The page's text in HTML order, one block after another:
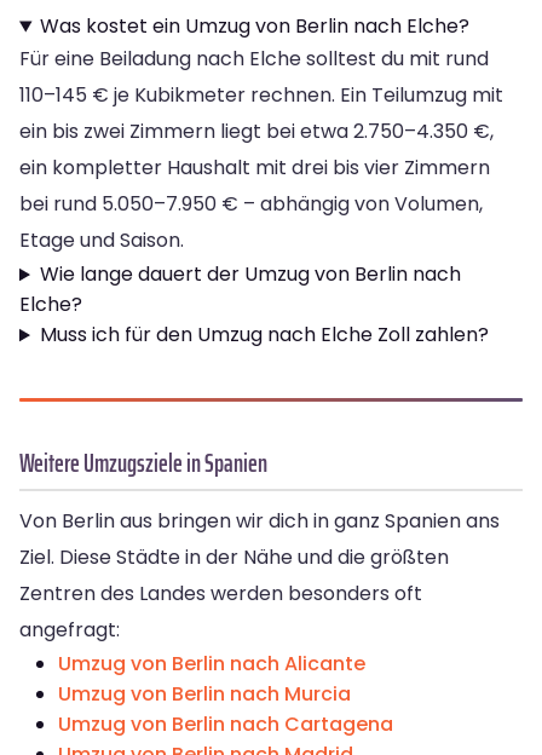
Was kostet ein Umzug von Berlin nach Elche?
Für eine Beiladung nach Elche solltest du mit rund
110–145 € je Kubikmeter rechnen. Ein Teilumzug mit
ein bis zwei Zimmern liegt bei etwa 2.750–4.350 €,
ein kompletter Haushalt mit drei bis vier Zimmern
bei rund 5.050–7.950 € – abhängig von Volumen,
Etage und Saison.
Wie lange dauert der Umzug von Berlin nach
Elche?
Muss ich für den Umzug nach Elche Zoll zahlen?
Weitere Umzugsziele in Spanien
Von Berlin aus bringen wir dich in ganz Spanien ans
Ziel. Diese Städte in der Nähe und die größten
Zentren des Landes werden besonders oft
angefragt:
Umzug von Berlin nach Alicante
Umzug von Berlin nach Murcia
Umzug von Berlin nach Cartagena